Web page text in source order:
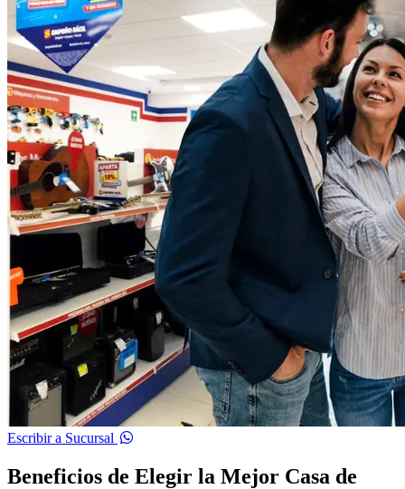
Escribir a Sucursal
Beneficios de Elegir la Mejor Casa de